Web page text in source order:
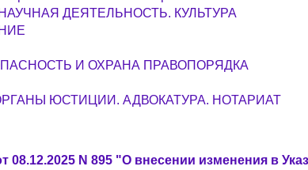
ДЕЯТЕЛЬНОСТЬ. КУЛЬТУРА
И ОХРАНА ПРАВОПОРЯДКА
ЮСТИЦИИ. АДВОКАТУРА. НОТАРИАТ
08.12.2025 N 895 "О внесении изменения в Указ